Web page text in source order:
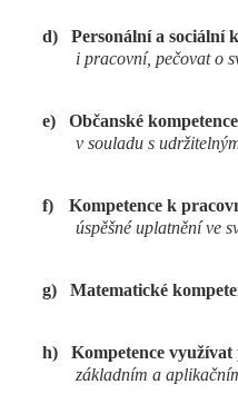
d) Personální a sociální
i pracovní, pečovat o
e) Občanské
v souladu s
f) Kompetence k
úspěšné uplatnění ve
g) Matematické
h) Kompetence
základním a